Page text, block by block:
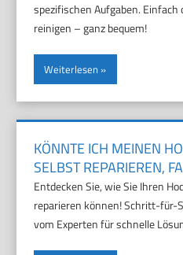
spezifischen Aufgaben.
reinigen – ganz bequem!
Weiterlesen
KÖNNTE ICH MEINEN
SELBST REPARIEREN,
Entdecken Sie, wie Sie Ihren
reparieren können! Schritt-für-
vom Experten für schnelle